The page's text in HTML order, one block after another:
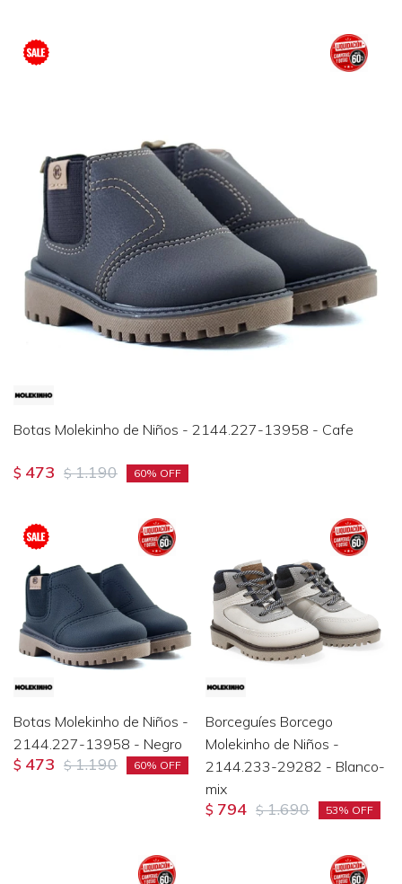
Botas Molekinho de Niños - 2144.227-13958 - Cafe
$ 473 $ 1.190 60
Botas Molekinho de Niños -
2144.227-13958 - Negro
$ 473 $ 1.190 60
Borceguíes Borcego
Molekinho de Niños -
2144.233-29282 - Blanco-
mix
$ 794 $ 1.690 53